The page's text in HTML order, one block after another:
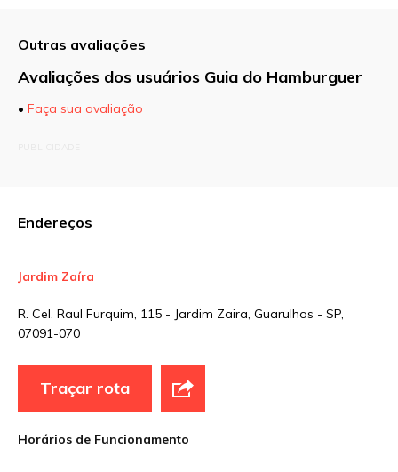
Outras avaliações
Avaliações dos usuários Guia do Hamburguer
• Faça sua avaliação
E-mail*
Endereços
Jardim Zaíra
R. Cel. Raul Furquim, 115 - Jardim Zaira, Guarulhos - SP,
07091-070
Traçar rota
Horários de Funcionamento